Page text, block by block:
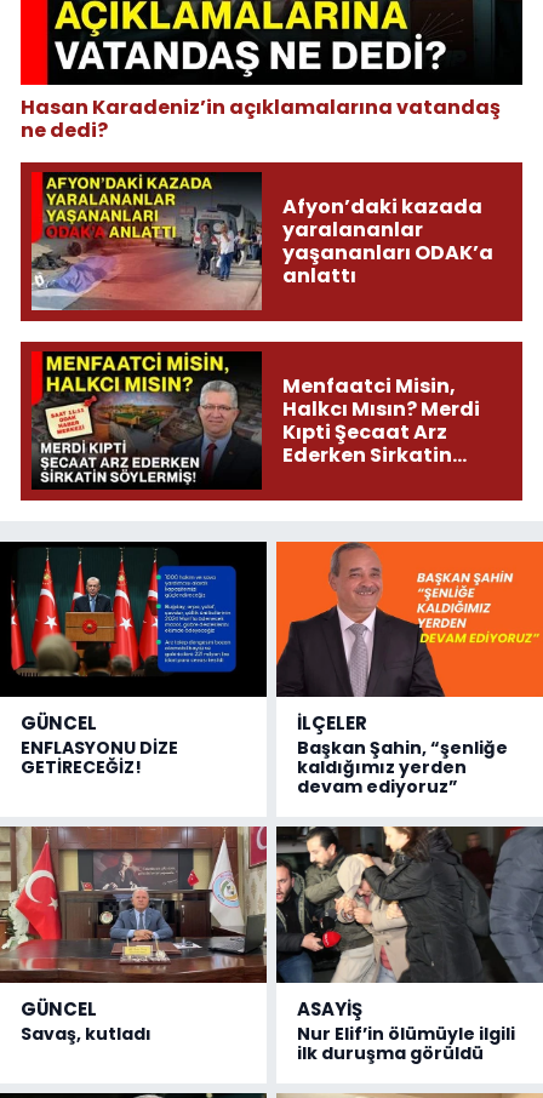
Hasan Karadeniz’in açıklamalarına vatandaş
ne dedi?
Afyon’daki kazada
yaralananlar
yaşananları ODAK’a
anlattı
Menfaatci Misin,
Halkcı Mısın? Merdi
Kıpti Şecaat Arz
Ederken Sirkatin
GÜNCEL
ENFLASYONU DİZE
GETİRECEĞİZ!
İLÇELER
Başkan Şahin, “şenliğe
kaldığımız yerden
devam ediyoruz”
GÜNCEL
Savaş, kutladı
ASAYİŞ
Nur Elif’in ölümüyle ilgili
ilk duruşma görüldü